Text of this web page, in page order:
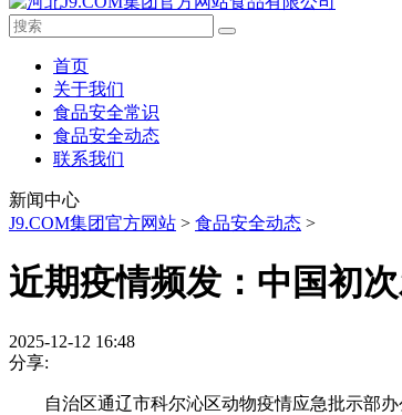
首页
关于我们
食品安全常识
食品安全动态
联系我们
新闻中心
J9.COM集团官方网站 > 食品安全动态 >
近期疫情频发：中国初
2025-12-12 16:48
分享:
自治区通辽市科尔沁区动物疫情应急批示部办